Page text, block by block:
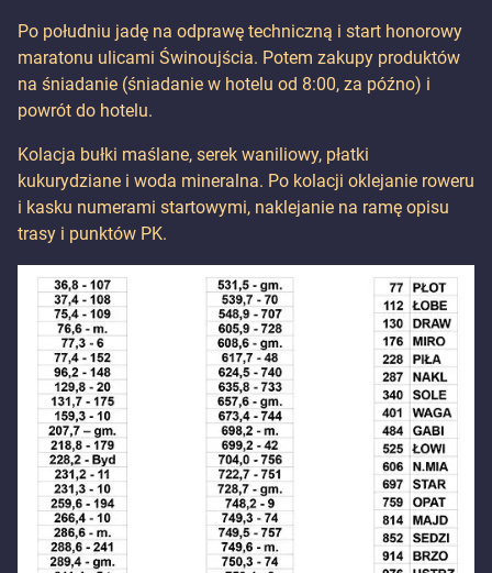
Po południu jadę na odprawę techniczną i start honorowy
maratonu ulicami Świnoujścia. Potem zakupy produktów
na śniadanie (śniadanie w hotelu od 8:00, za późno) i
powrót do hotelu.
Kolacja bułki maślane, serek waniliowy, płatki
kukurydziane i woda mineralna. Po kolacji oklejanie roweru
i kasku numerami startowymi, naklejanie na ramę opisu
trasy i punktów PK.